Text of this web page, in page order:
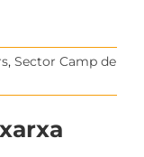
, Sector Camp de